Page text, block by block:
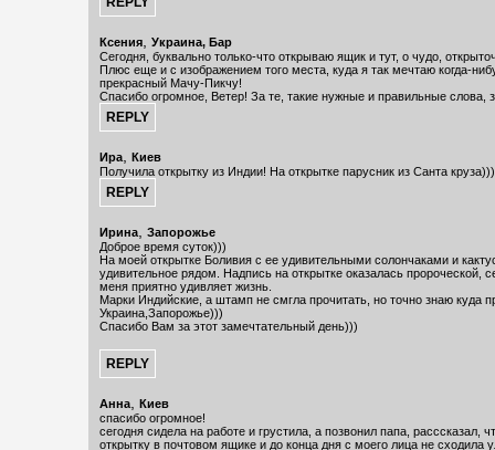
Ксения, Украина, Бар
Сегодня, буквально только-что открываю ящик и тут, о чудо,
Плюс еще и с изображением того места, куда я так мечтаю когда-
прекрасный Мачу-Пикчу!
Спасибо огромное, Ветер! За те, такие нужные и правильные слова,
Ира, Киев
Получила открытку из Индии! На открытке парусник из Санта круза)))
Ирина, Запорожье
Доброе время суток)))
На моей открытке Боливия с ее удивительными солончаками и
удивительное рядом. Надпись на открытке оказалась пророческой,
меня приятно удивляет жизнь.
Марки Индийские, а штамп не смгла прочитать, но точно знаю куда
Украина,Запорожье)))
Спасибо Вам за этот замечтательный день)))
Анна, Киев
спасибо огромное!
сегодня сидела на работе и грустила, а позвонил папа, расссказал,
открытку в почтовом ящике и до конца дня с моего лица не сходила